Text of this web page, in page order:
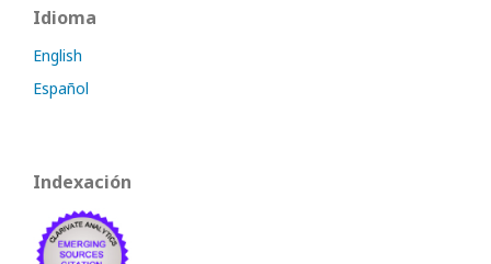
Idioma
English
Español
Indexación